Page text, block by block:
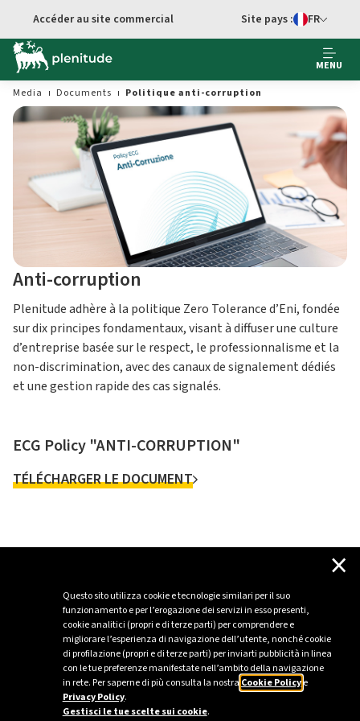
Questo sito utilizza cookie e tecnologie similari per il suo
funzionamento e per l’erogazione dei servizi in esso presenti,
cookie analitici (propri e di terze parti) per comprendere e
migliorare l’esperienza di navigazione dell’utente, nonché cookie
di profilazione (propri e di terze parti) per inviarti pubblicità in linea
con le tue preferenze manifestate nell’ambito della navigazione
in rete. Per saperne di più consulta la nostra Cookie Policye
Privacy Policy.
Gestisci le tue scelte sui cookie.
×
Accéder au site commercial
Sélecteur de
Site pays : FR
MENU
Media
Documents Politique anti-corruption
Anti-corruption
Plenitude adhère à la politique Zero Tolerance d’Eni, fondée
sur dix principes fondamentaux, visant à diffuser une culture
d’entreprise basée sur le respect, le professionnalisme et la
non-discrimination, avec des canaux de signalement dédiés
et une gestion rapide des cas signalés.
ECG Policy "ANTI-CORRUPTION"
TÉLÉCHARGER LE DOCUMENT